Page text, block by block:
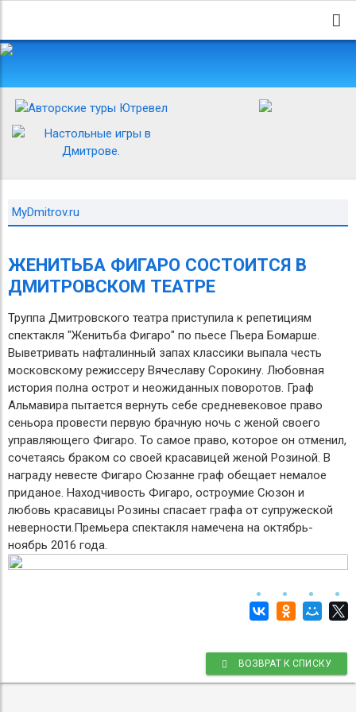
MyDmitrov.ru
ЖЕНИТЬБА ФИГАРО СОСТОИТСЯ В
ДМИТРОВСКОМ ТЕАТРЕ
Труппа Дмитровского театра приступила к репетициям
спектакля "Женитьба Фигаро" по пьесе Пьера Бомарше.
Выветривать нафталинный запах классики выпала честь
московскому режиссеру Вячеславу Сорокину. Любовная
история полна острот и неожиданных поворотов. Граф
Альмавира пытается вернуть себе средневековое право
сеньора провести первую брачную ночь с женой своего
управляющего Фигаро. То самое право, которое он отменил,
сочетаясь браком со своей красавицей женой Розиной. В
награду невесте Фигаро Сюзанне граф обещает немалое
приданое. Находчивость Фигаро, остроумие Сюзон и
любовь красавицы Розины спасает графа от супружеской
неверности.Премьера спектакля намечена на октябрь-
ноябрь 2016 года.
ВОЗВРАТ К СПИСКУ